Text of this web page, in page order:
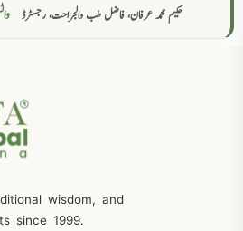
حکیم محمد عرفان، فاضل طب والجراحت، رجسٹرڈ
wisdom, and
since 1999.